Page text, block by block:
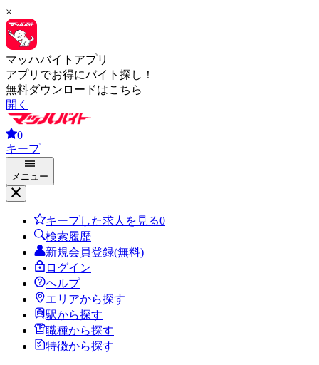
×
マッハバイトアプリ
アプリでお得にバイト探し！
無料ダウンロードはこちら
開く
0
キープ
メニュー
キープした求人を見る0
検索履歴
新規会員登録(無料)
ログイン
ヘルプ
エリアから探す
駅から探す
職種から探す
特徴から探す